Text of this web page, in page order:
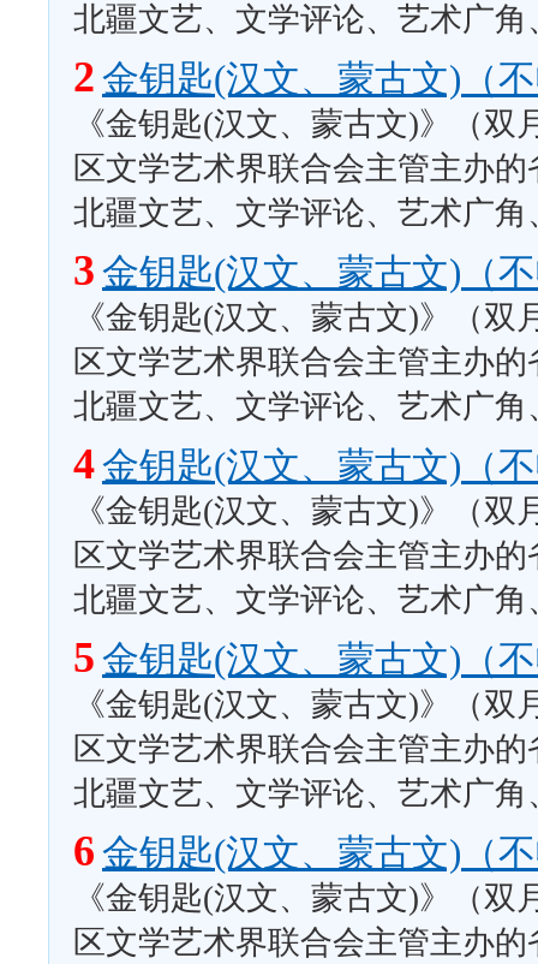
北疆文艺、文学评论、艺术广
2 金钥匙(汉文、蒙古文)（
《金钥匙(汉文、蒙古文)》（
区文学艺术界联合会主管主办
北疆文艺、文学评论、艺术广
3 金钥匙(汉文、蒙古文)（
《金钥匙(汉文、蒙古文)》（
区文学艺术界联合会主管主办
北疆文艺、文学评论、艺术广
4金钥匙(汉文、蒙古文)（
《金钥匙(汉文、蒙古文)》（
区文学艺术界联合会主管主办
北疆文艺、文学评论、艺术广
5 金钥匙(汉文、蒙古文)（
《金钥匙(汉文、蒙古文)》（
区文学艺术界联合会主管主办
北疆文艺、文学评论、艺术广
6 金钥匙(汉文、蒙古文)（
《金钥匙(汉文、蒙古文)》（
区文学艺术界联合会主管主办